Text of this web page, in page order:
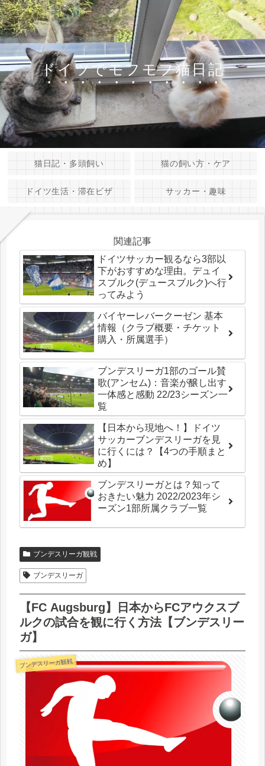
ドイツでモフモフ猫日記
猫日記・多頭飼い 猫の飼い方・ケア
ドイツ生活・滞在ビザ サッカー・趣味
関連記事
ドイツサッカー観るなら3部以
下がおすすめな理由。デュイ
スブルク(デュースブルク)へ行
ってみよう
バイヤーレバークーゼン 基本
情報（クラブ概要・チケット
購入・所属選手）
ブンデスリーガ1部のゴール賛
歌(アンセム)：音楽が醸し出す
一体感と感動 22/23シーズン一
覧
【日本から現地へ！】ドイツ
サッカーブンデスリーガを見
に行くには？【4つの手順まと
め】
ブンデスリーガとは？知って
おきたい魅力 2022/2023年シ
ーズン1部所属クラブ一覧
ブンデスリーガ観戦
ブンデスリーガ
【FC Augsburg】日本からFCアウクスブ
ルクの試合を観に行く方法【ブンデスリー
ガ】
ブンデスリーガ観戦